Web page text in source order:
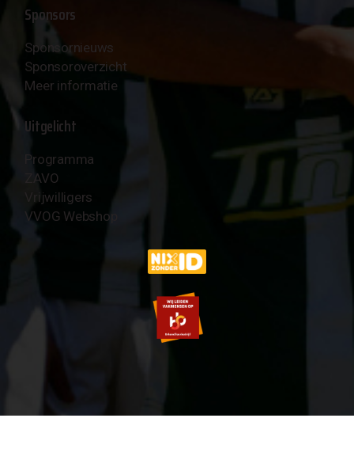
Sponsors
Sponsornieuws
Sponsoroverzicht
Meer informatie
Uitgelicht
Programma
ZAVO
Vrijwilligers
VVOG Webshop